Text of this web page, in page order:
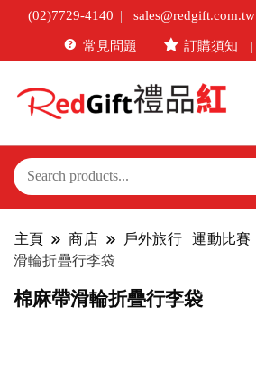
(02)7729-4140 sales@redgift.com.tw
常見問題 訂購須知
主頁 商店 戶外旅行 | 運動比賽
滑輪折疊行李袋
棉麻帶滑輪折疊行李袋